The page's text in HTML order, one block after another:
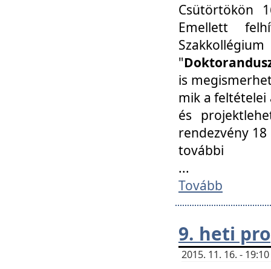
Csütörtökön
Emellett
"
is
mik a feltételei
és
rendezvény
további
...
Tovább
9. heti
2015. 11. 16. -